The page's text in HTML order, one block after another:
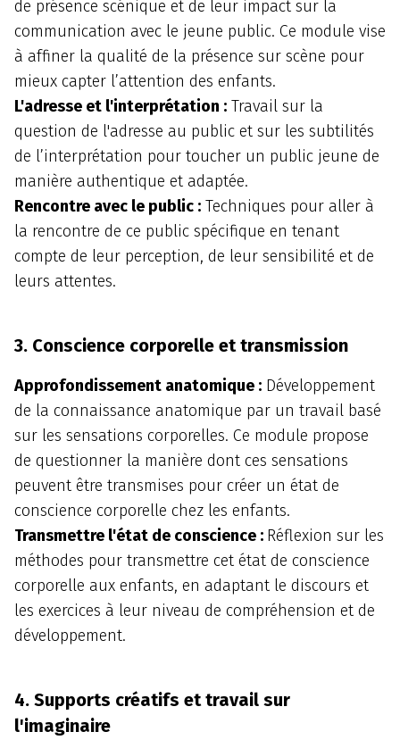
de présence scénique et de leur impact sur la
communication avec le jeune public. Ce module vise
à affiner la qualité de la présence sur scène pour
mieux capter l’attention des enfants.
L'adresse et l'interprétation : Travail sur la
question de l'adresse au public et sur les subtilités
de l’interprétation pour toucher un public jeune de
manière authentique et adaptée.
Rencontre avec le public : Techniques pour aller à
la rencontre de ce public spécifique en tenant
compte de leur perception, de leur sensibilité et de
leurs attentes.
3. Conscience corporelle et transmission
Approfondissement anatomique : Développement
de la connaissance anatomique par un travail basé
sur les sensations corporelles. Ce module propose
de questionner la manière dont ces sensations
peuvent être transmises pour créer un état de
conscience corporelle chez les enfants.
Transmettre l'état de conscience : Réflexion sur les
méthodes pour transmettre cet état de conscience
corporelle aux enfants, en adaptant le discours et
les exercices à leur niveau de compréhension et de
développement.
4. Supports créatifs et travail sur
l'imaginaire